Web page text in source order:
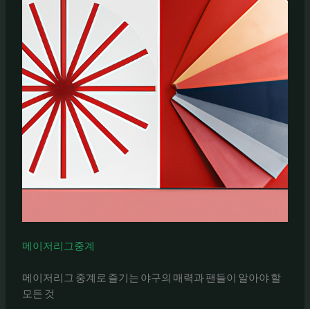
메이저리그중계
메이저리그 중계로 즐기는 야구의 매력과 팬들이 알아야 할
모든 것